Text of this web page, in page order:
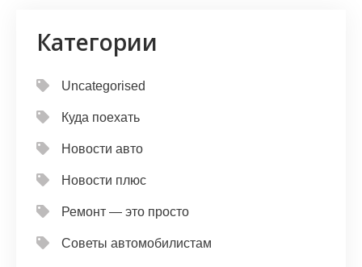
Категории
Uncategorised
Куда поехать
Новости авто
Новости плюс
Ремонт — это просто
Советы автомобилистам